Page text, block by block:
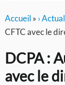
Accueil » ›
CFTC avec le
DCPA :
avec le